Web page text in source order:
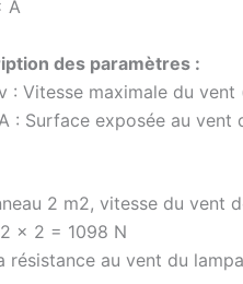
A
des paramètres :
: Vitesse maximale du vent
A : Surface exposée au
2 m2, vitesse du vent
× 2 = 1098 N
résistance au vent du